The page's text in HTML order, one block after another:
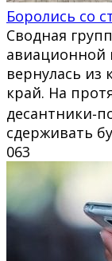
Боролись со
Сводная
авиационной
вернулась из
край. На
сдерживать
063